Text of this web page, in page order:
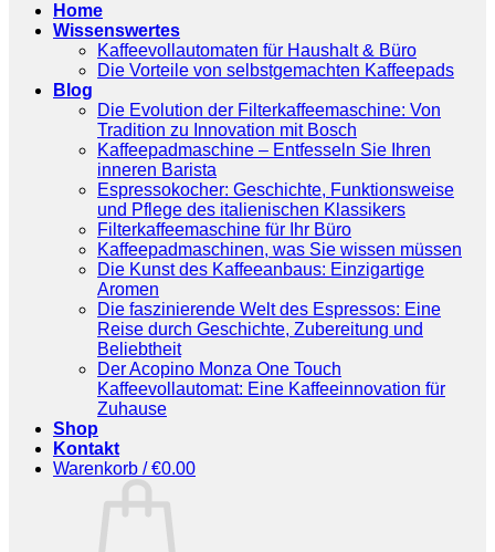
Home
Wissenswertes
Kaffeevollautomaten für Haushalt & Büro
Die Vorteile von selbstgemachten Kaffeepads
Blog
Die Evolution der Filterkaffeemaschine: Von
Tradition zu Innovation mit Bosch
Kaffeepadmaschine – Entfesseln Sie Ihren
inneren Barista
Espressokocher: Geschichte, Funktionsweise
und Pflege des italienischen Klassikers
Filterkaffeemaschine für Ihr Büro
Kaffeepadmaschinen, was Sie wissen müssen
Die Kunst des Kaffeeanbaus: Einzigartige
Aromen
Die faszinierende Welt des Espressos: Eine
Reise durch Geschichte, Zubereitung und
Beliebtheit
Der Acopino Monza One Touch
Kaffeevollautomat: Eine Kaffeeinnovation für
Zuhause
Shop
Kontakt
Warenkorb /€0.00